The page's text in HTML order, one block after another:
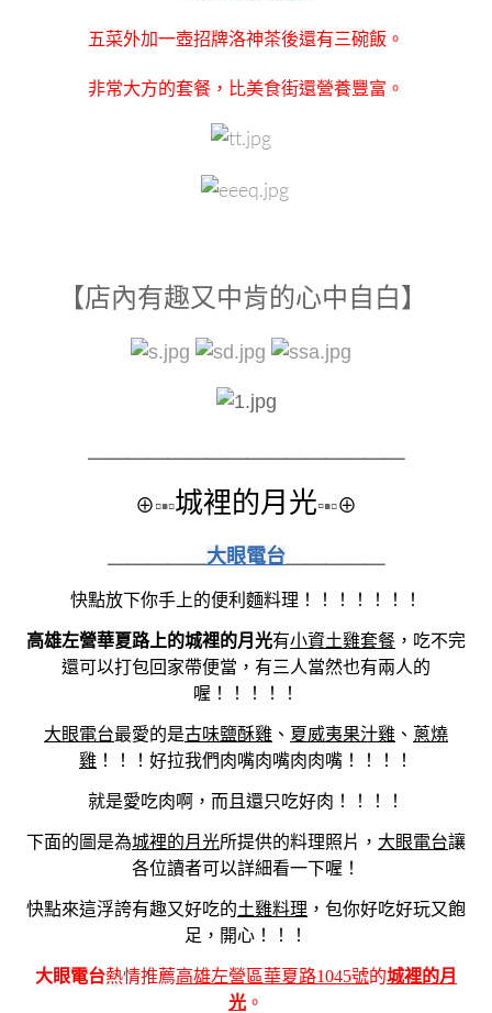
五菜外加一壺招牌洛神茶後還有三碗飯。
非常大方的套餐，比美食街還營養豐富。
【店內有趣又中肯的心中自白】
⊕▫▪▫城裡的月光▫▪▫⊕
大眼電台
快點放下你手上的便利麵料理！！！！！！！
高雄左營華夏路上的城裡的月光有小資土雞套餐 ，吃不完
還可以打包回家帶便當，有三人當然也有兩人的
喔！！！！！
大眼電台最愛的是古味鹽酥雞 、 夏威夷果汁雞 、 蔥燒
雞 ！！！好拉我們肉嘴肉嘴肉肉嘴！！！！
就是愛吃肉啊，而且還只吃好肉！！！！
下面的圖是為城裡的月光所提供的料理照片， 大眼電台讓
各位讀者可以詳細看一下喔！
快點來這浮誇有趣又好吃的土雞料理 ，包你好吃好玩又飽
足，開心！！！
大眼電台熱情推薦高雄左營區華夏路1045號的城裡的月
光 。